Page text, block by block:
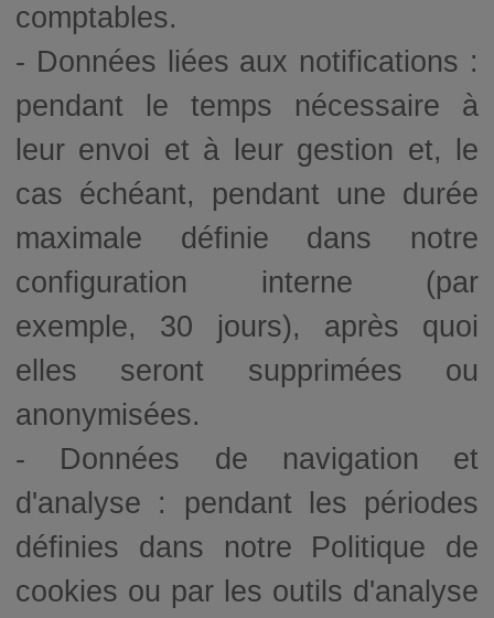
comptables.
- Données liées aux notifications :
pendant le temps nécessaire à
leur envoi et à leur gestion et, le
cas échéant, pendant une durée
maximale définie dans notre
configuration interne (par
exemple, 30 jours), après quoi
elles seront supprimées ou
anonymisées.
- Données de navigation et
d'analyse : pendant les périodes
définies dans notre Politique de
cookies ou par les outils d'analyse